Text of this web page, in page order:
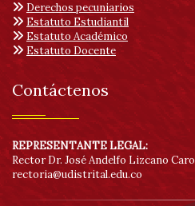
Derechos pecuniarios
Estatuto Estudiantil
Estatuto Académico
Estatuto Docente
Contáctenos
REPRESENTANTE LEGAL:
Rector Dr. José Andelfo Lizcano Caro
rectoria@udistrital.edu.co